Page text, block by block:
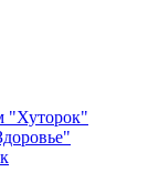
"Хуторок"